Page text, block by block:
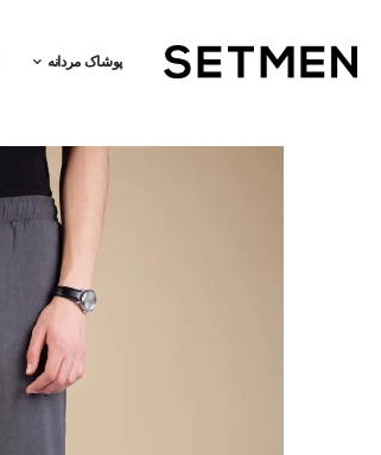
پوشاک مردانه